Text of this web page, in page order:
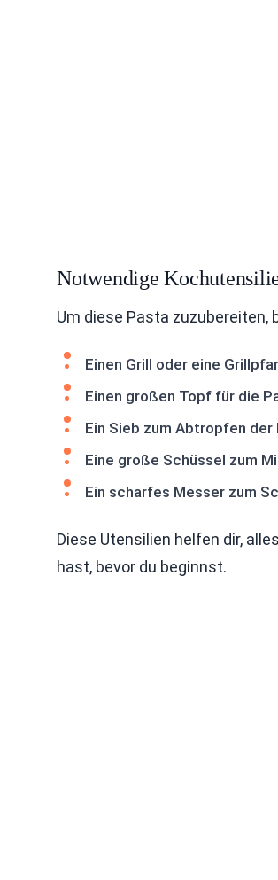
Notwendige
Um diese Pasta zuzubereiten,
Einen Grill oder eine
Einen großen Topf für die
Ein Sieb zum Abtropfen der
Eine große Schüssel zum
Ein scharfes Messer zum
Diese Utensilien helfen dir,
hast, bevor du beginnst.